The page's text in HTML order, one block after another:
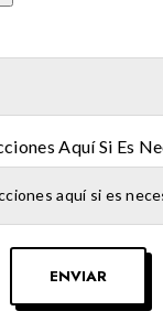
Aquí Si Es
ENVIAR